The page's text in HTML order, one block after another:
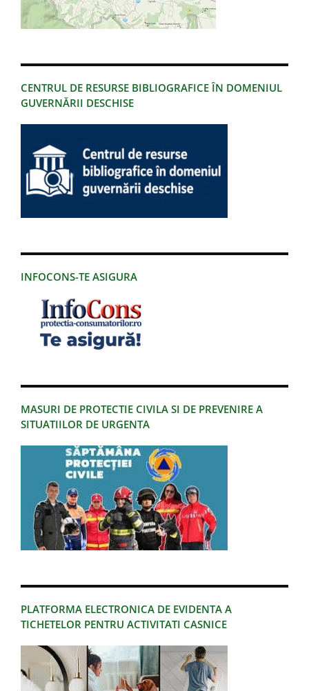
CENTRUL DE RESURSE BIBLIOGRAFICE ÎN DOMENIUL
GUVERNĂRII DESCHISE
INFOCONS-TE ASIGURA
MASURI DE PROTECTIE CIVILA SI DE PREVENIRE A
SITUATIILOR DE URGENTA
PLATFORMA ELECTRONICA DE EVIDENTA A
TICHETELOR PENTRU ACTIVITATI CASNICE